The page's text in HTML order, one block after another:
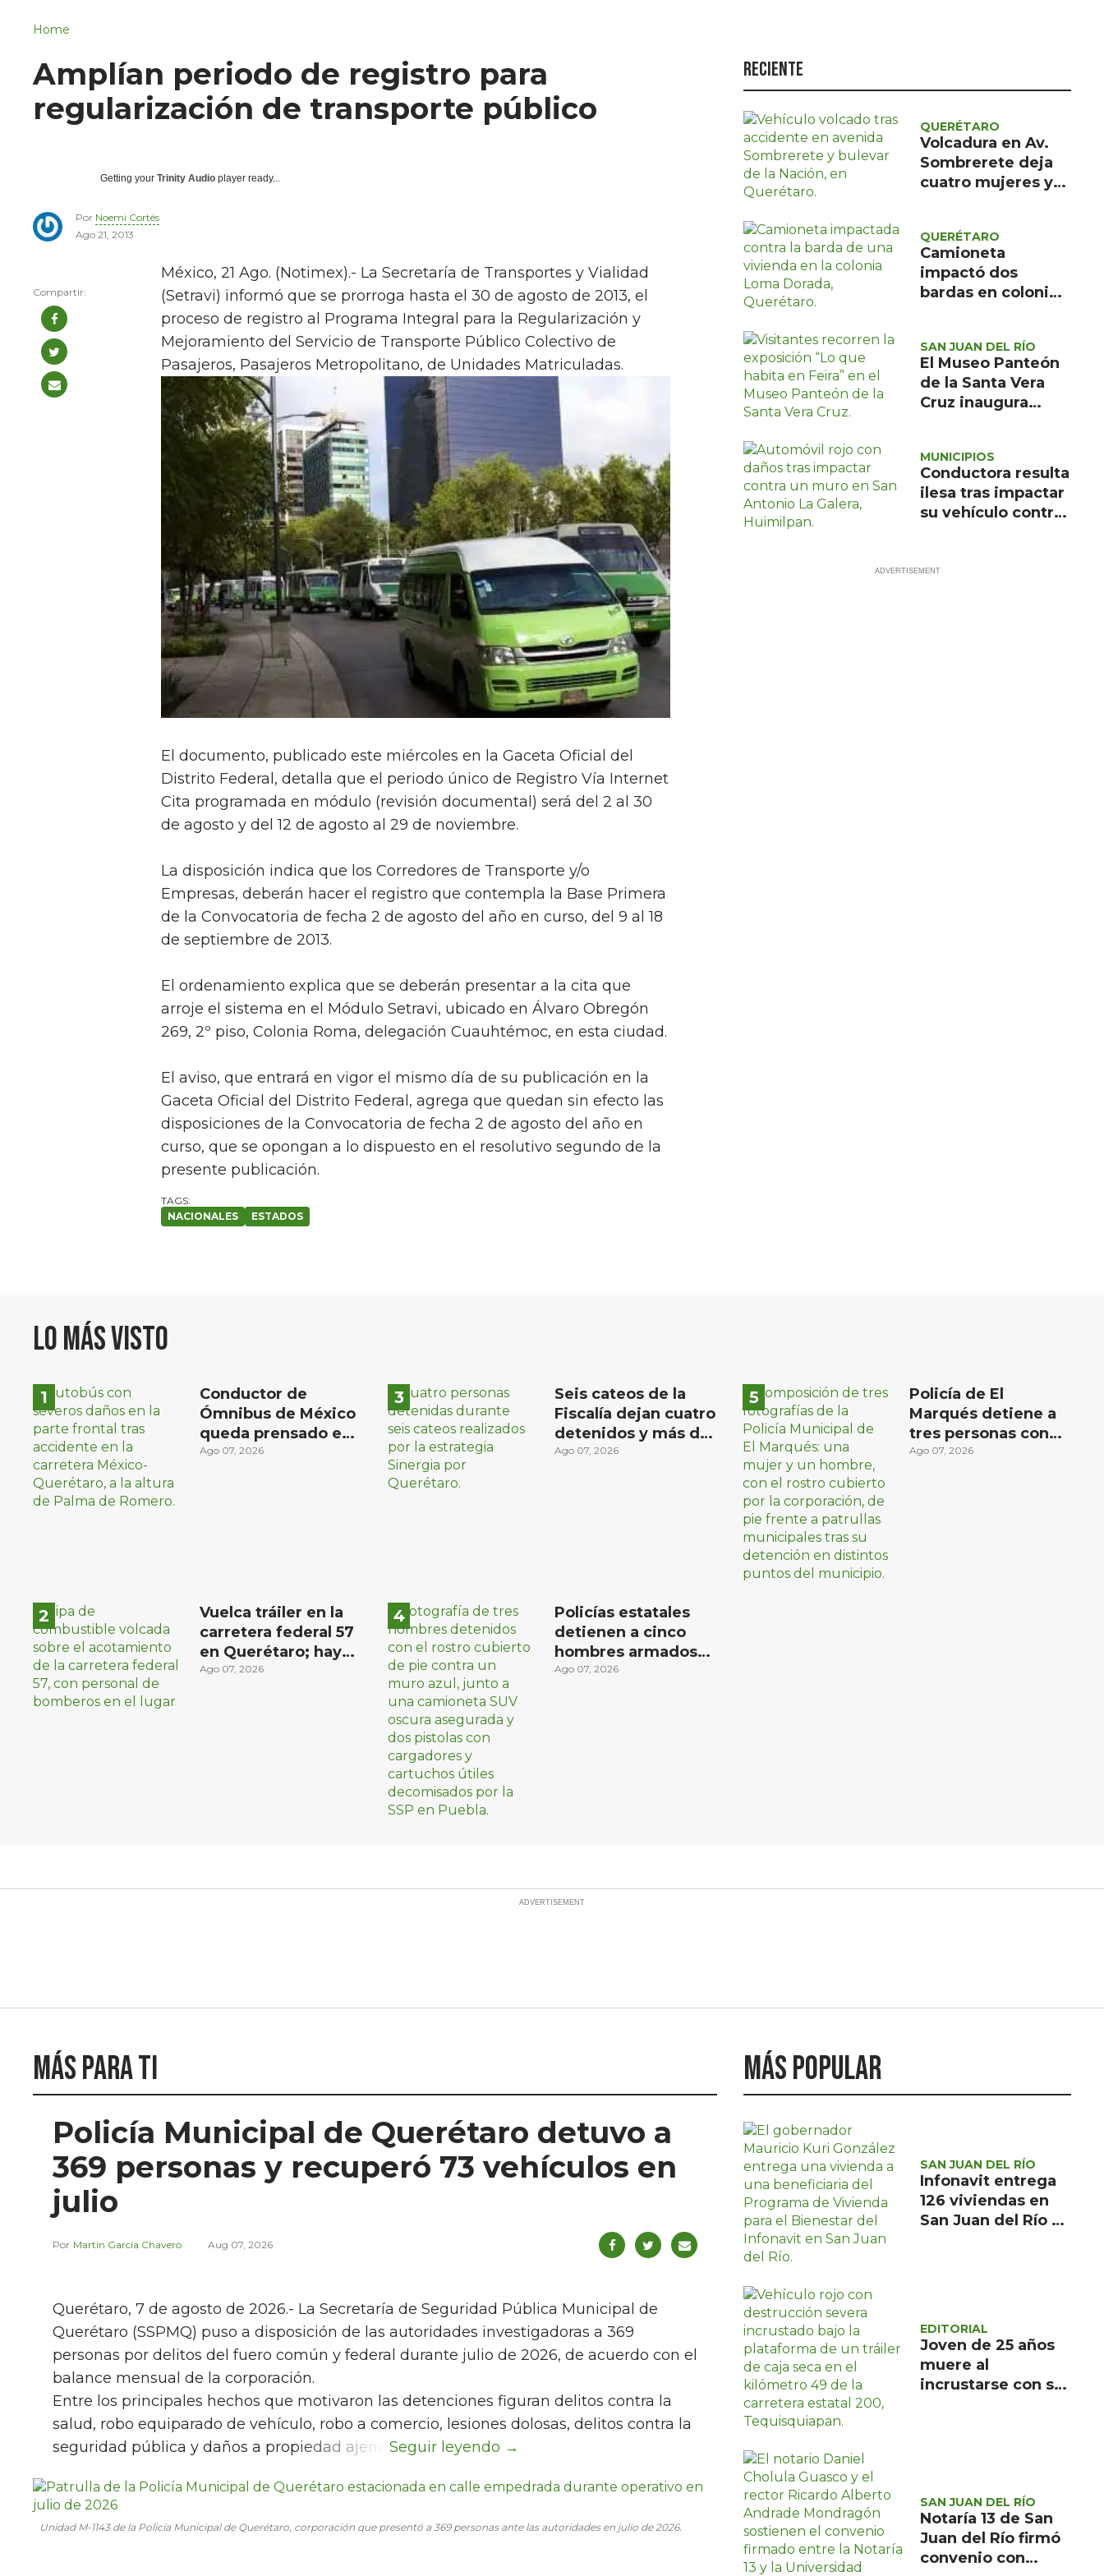
Política
Turismo
Asuntos Sociales
Home
Amplían periodo de registro para
regularización de transporte público
Getting your Trinity Audio player ready...
Por Noemi Cortés
Ago 21, 2013
México, 21 Ago. (Notimex).- La Secretaría de Transportes y Vialidad
(Setravi) informó que se prorroga hasta el 30 de agosto de 2013, el
proceso de registro al Programa Integral para la Regularización y
Mejoramiento del Servicio de Transporte Público Colectivo de
Pasajeros, Pasajeros Metropolitano, de Unidades Matriculadas.
El documento, publicado este miércoles en la Gaceta Oficial del
Distrito Federal, detalla que el periodo único de Registro Vía Internet
Cita programada en módulo (revisión documental) será del 2 al 30
de agosto y del 12 de agosto al 29 de noviembre.
La disposición indica que los Corredores de Transporte y/o
Empresas, deberán hacer el registro que contempla la Base Primera
de la Convocatoria de fecha 2 de agosto del año en curso, del 9 al 18
de septiembre de 2013.
El ordenamiento explica que se deberán presentar a la cita que
arroje el sistema en el Módulo Setravi, ubicado en Álvaro Obregón
269, 2º piso, Colonia Roma, delegación Cuauhtémoc, en esta ciudad.
El aviso, que entrará en vigor el mismo día de su publicación en la
Gaceta Oficial del Distrito Federal, agrega que quedan sin efecto las
disposiciones de la Convocatoria de fecha 2 de agosto del año en
curso, que se opongan a lo dispuesto en el resolutivo segundo de la
presente publicación.
NACIONALES ESTADOS
Reciente
QUERÉTARO
Volcadura en Av.
Sombrerete deja
cuatro mujeres y
prehospitalaria
QUERÉTARO
Camioneta
impactó dos
bardas en colonia
descartó riesgos
SAN JUAN DEL RÍO
El Museo Panteón
de la Santa Vera
Cruz inaugura
de la Feira
MUNICIPIOS
Conductora resulta
ilesa tras impactar
su vehículo contra
Lo más visto
Conductor de
Ómnibus de México
queda prensado en
choque con
Ago 07, 2026
Vuelca tráiler en la
carretera federal 57
en Querétaro; hay
derrame de
Ago 07, 2026
Seis cateos de la
Fiscalía dejan cuatro
detenidos y más de
mil dosis
Ago 07, 2026
Policías estatales
detienen a cinco
hombres armados
en Puebla capital
Ago 07, 2026
Policía de El
Marqués detiene a
tres personas con
distintos narcóticos
Ago 07, 2026
Más para ti
Policía Municipal de Querétaro detuvo a
369 personas y recuperó 73 vehículos en
julio
Martín García Chavero Aug 07, 2026
Unidad M-1143 de la Policía Municipal de Querétaro, corporación que presentó a 369 personas ante las autoridades en julio de 2026.
Querétaro, 7 de agosto de 2026.- La Secretaría de Seguridad Pública Municipal de
Querétaro (SSPMQ) puso a disposición de las autoridades investigadoras a 369
personas por delitos del fuero común y federal durante julio de 2026, de acuerdo con el
balance mensual de la corporación.
Entre los principales hechos que motivaron las detenciones figuran delitos contra la
salud, robo equiparado de vehículo, robo a comercio, lesiones dolosas, delitos contra la
seguridad pública y daños a propiedad ajena.
Más popular
SAN JUAN DEL RÍO
Infonavit entrega
126 viviendas en
San Juan del Río a
EDITORIAL
Joven de 25 años
muere al
incrustarse con su
SAN JUAN DEL RÍO
Notaría 13 de San
Juan del Río firmó
convenio con